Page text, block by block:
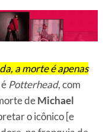
a morte é apenas
Potterhead, com
deMichael
o icônico [e